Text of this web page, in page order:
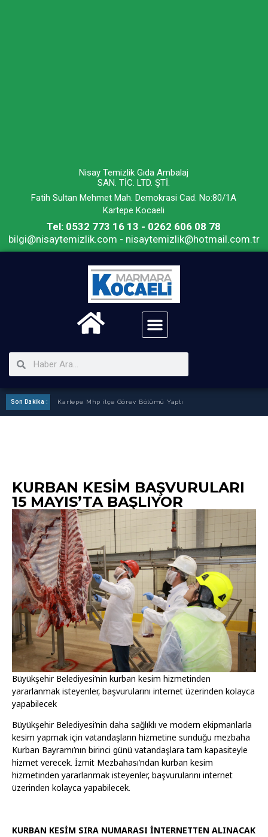
Nisay Temizlik Gıda Ambalaj
SAN. TİC. LTD. ŞTİ.
Fatih Sultan Mehmet Mah. Demokrasi Cad. No:80/1A
Kartepe Kocaeli
Tel: 0532 773 16 13 - 0262 606 08 78
bilgi@nisaytemizlik.com - nisaytemizlik@hotmail.com.tr
Kartepe Mhp ilçe Görev Bölümü Yaptı
Son Dakika :
KURBAN KESIM BAŞVURULARI
15 MAYIS’TA BAŞLIYOR
Büyükşehir Belediyesi’nin kurban kesim hizmetinden
yararlanmak isteyenler, başvurularını internet üzerinden kolayca
yapabilecek
Büyükşehir Belediyesi’nin daha sağlıklı ve modern ekipmanlarla
kesim yapmak için vatandaşların hizmetine sunduğu mezbaha
Kurban Bayramı’nın birinci günü vatandaşlara tam kapasiteyle
hizmet verecek. İzmit Mezbahası’ndan kurban kesim
hizmetinden yararlanmak isteyenler, başvurularını internet
üzerinden kolayca yapabilecek.
KURBAN KESİM SIRA NUMARASI İNTERNETTEN ALINACAK